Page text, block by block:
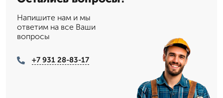
Напишите нам и мы
ответим на все Ваши
вопросы
+7 931 28-83-17